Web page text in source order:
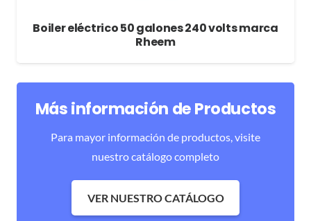
Boiler eléctrico 50 galones 240 volts marca
Rheem
Más información de Productos
Para mayor información de productos, visite
nuestro catálogo completo
VER NUESTRO CATÁLOGO